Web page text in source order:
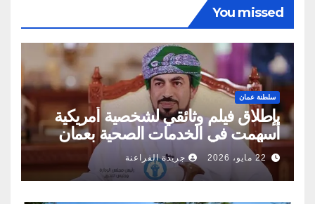
You missed
سلطنة عمان
بإطلاق فيلم وثائقي لشخصية أمريكية
أسهمت في الخدمات الصحية بعمان
22 مايو، 2026 جريدة الفراعنة